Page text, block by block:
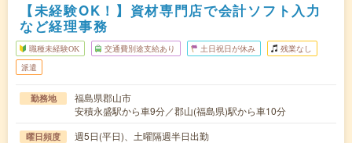
【未経験OK！】資材専門店で会計ソフト入力
など経理事務
職種未経験OK 交通費別途支給あり 土日祝日が休み 残業なし
派遣
勤務地
福島県郡山市
安積永盛駅から車9分／郡山(福島県)駅から車10分
曜日頻度 週5日(平日)、土曜隔週半日出勤